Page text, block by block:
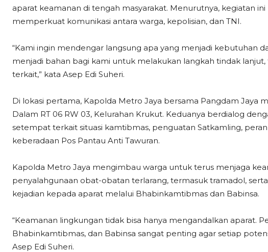
aparat keamanan di tengah masyarakat. Menurutnya, kegiatan
memperkuat komunikasi antara warga, kepolisian, dan TNI.
“Kami ingin mendengar langsung apa yang menjadi kebutuhan
menjadi bahan bagi kami untuk melakukan langkah tindak
terkait,” kata Asep Edi Suheri.
Di lokasi pertama, Kapolda Metro Jaya bersama Pangdam Jaya
Dalam RT 06 RW 03, Kelurahan Krukut. Keduanya berdialog
setempat terkait situasi kamtibmas, penguatan Satkamling,
keberadaan Pos Pantau Anti Tawuran.
Kapolda Metro Jaya mengimbau warga untuk terus menjaga
penyalahgunaan obat-obatan terlarang, termasuk tramadol,
kejadian kepada aparat melalui Bhabinkamtibmas dan Babinsa.
“Keamanan lingkungan tidak bisa hanya mengandalkan aparat.
Bhabinkamtibmas, dan Babinsa sangat penting agar setiap
Asep Edi Suheri.